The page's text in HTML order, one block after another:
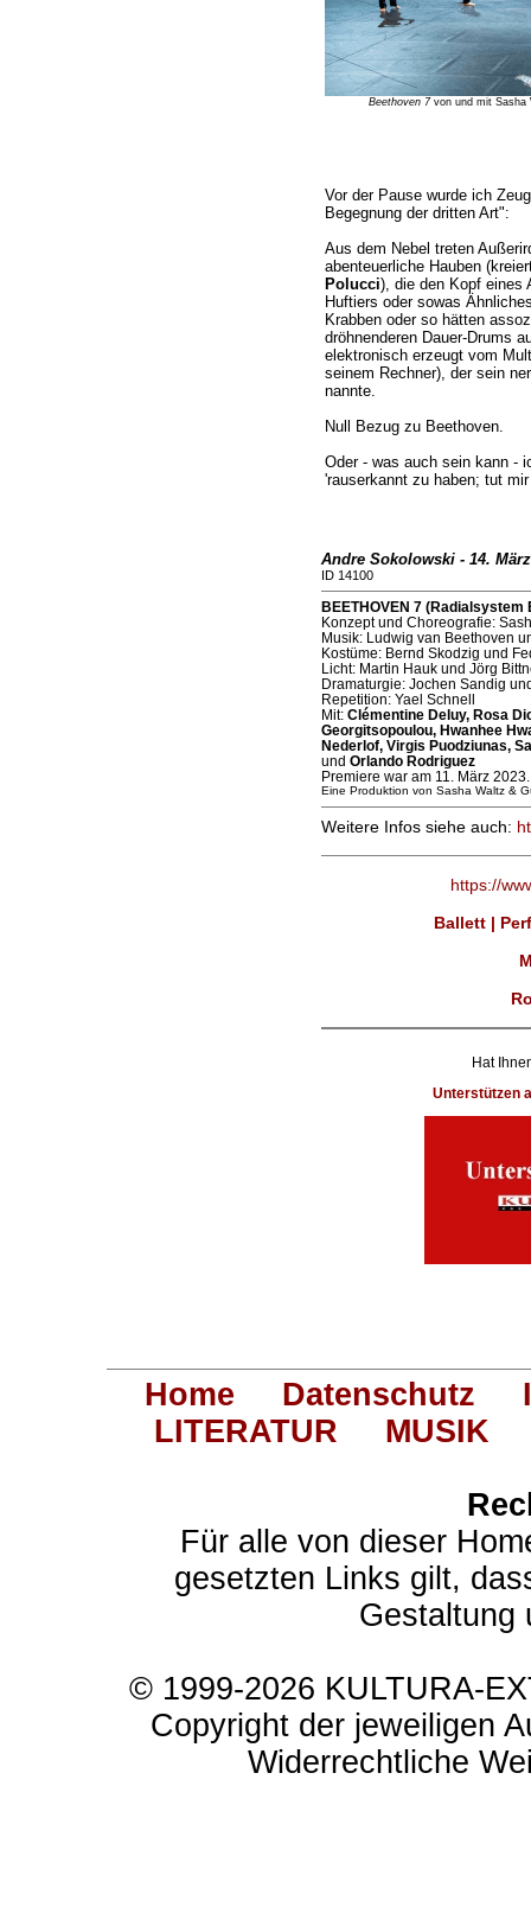
Beethoven 7von und mit Sasha
Vor der Pause wurde ich
Begegnung der dritten Art":
Aus dem Nebel treten
abenteuerliche Hauben
Polucci), die den Kopf eines
Huftiers oder sowas
Krabben oder so hätten
dröhnenderen Dauer-Drums
elektronisch erzeugt vom
seinem Rechner), der sein
nannte.
Null Bezug zu Beethoven.
Oder - was auch sein kann -
'rauserkannt zu haben; tut
Andre Sokolowski - 14. März
ID 14100
BEETHOVEN 7 (Radialsystem
Konzept und Choreografie:
Musik: Ludwig van Beethoven
Kostüme: Bernd Skodzig und
Licht: Martin Hauk und Jörg
Dramaturgie: Jochen Sandig
Repetition: Yael Schnell
Mit: Clémentine Deluy, Rosa
Georgitsopoulou, Hwanhee
Nederlof, Virgis Puodziunas,
und Orlando Rodriguez
Premiere war am 11. März 2023.
Eine Produktion von Sasha Waltz &
Weitere Infos siehe auch:
https://
Ballett |
Hat
Unterstützen
Home Datenschutz
LITERATUR
MUSIK
Für alle von dieser
gesetzten Links gilt,
Gestaltung
© 1999-2026 KULTURA-
Copyright der jeweiligen
Widerrechtliche